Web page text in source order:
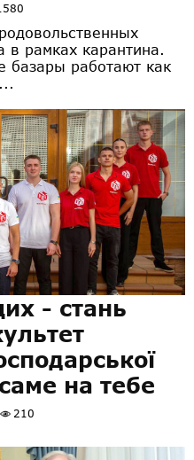
в рамках карантина.
базары работают как
- стань
на тебе
210